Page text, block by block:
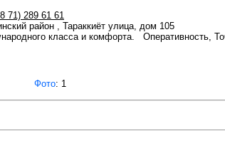
71) 289 61 61
район , Тараккиёт улица, дом 105
класса и комфорта. Оперативность,
Фото: 1